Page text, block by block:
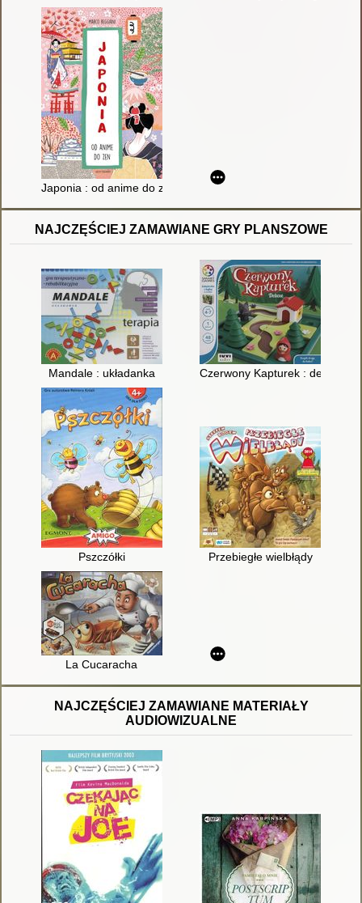
Japonia : od anime do zen
NAJCZĘŚCIEJ ZAMAWIANE GRY PLANSZOWE
Mandale : układanka Czerwony Kapturek : deluxe
Pszczółki Przebiegłe wielbłądy
La Cucaracha
NAJCZĘŚCIEJ ZAMAWIANE MATERIAŁY
AUDIOWIZUALNE